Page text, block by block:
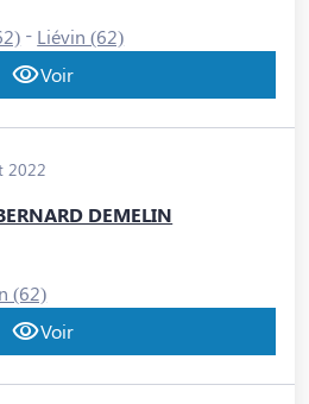
- Liévin (62)
Voir
2022
DEMELIN
(62)
Voir